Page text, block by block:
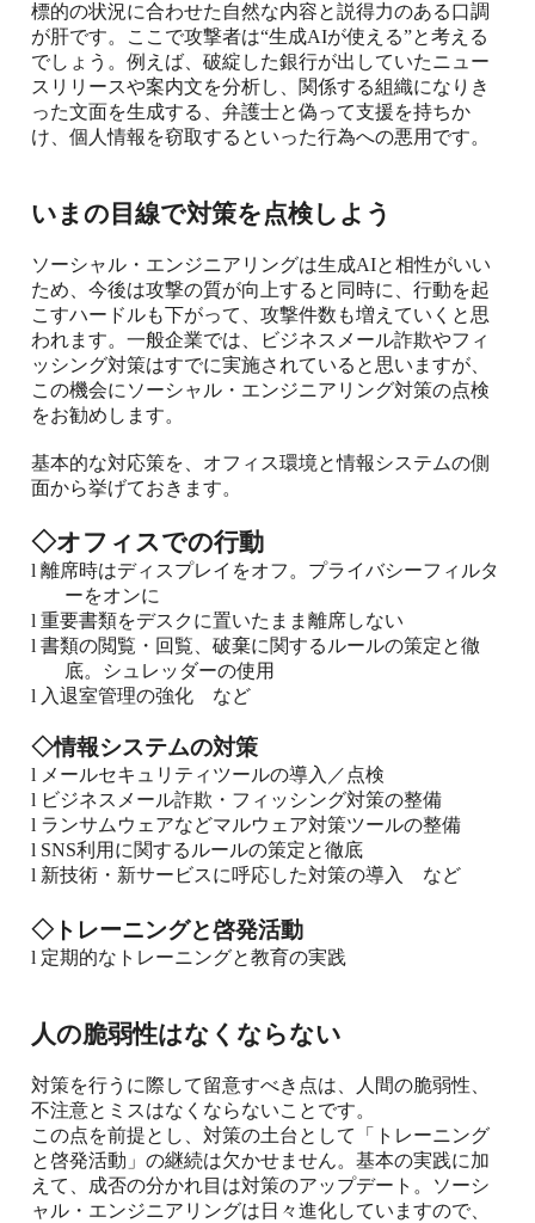
標的の状況に合わせた自然な内容と説得力のある口調
が肝です。ここで攻撃者は“生成AIが使える”と考える
でしょう。例えば、破綻した銀行が出していたニュー
スリリースや案内文を分析し、関係する組織になりき
った文面を生成する、弁護士と偽って支援を持ちか
け、個人情報を窃取するといった行為への悪用です。
いまの目線で対策を点検しよう
ソーシャル・エンジニアリングは生成AIと相性がいい
ため、今後は攻撃の質が向上すると同時に、行動を起
こすハードルも下がって、攻撃件数も増えていくと思
われます。一般企業では、ビジネスメール詐欺やフィ
ッシング対策はすでに実施されていると思いますが、
この機会にソーシャル・エンジニアリング対策の点検
をお勧めします。
基本的な対応策を、オフィス環境と情報システムの側
面から挙げておきます。
◇オフィスでの行動
l 離席時はディスプレイをオフ。プライバシーフィルタ
ーをオンに
l 重要書類をデスクに置いたまま離席しない
l 書類の閲覧・回覧、破棄に関するルールの策定と徹
底。シュレッダーの使用
l 入退室管理の強化 など
◇情報システムの対策
l メールセキュリティツールの導入／点検
l ビジネスメール詐欺・フィッシング対策の整備
l ランサムウェアなどマルウェア対策ツールの整備
l SNS利用に関するルールの策定と徹底
l 新技術・新サービスに呼応した対策の導入 など
◇トレーニングと啓発活動
l 定期的なトレーニングと教育の実践
人の脆弱性はなくならない
対策を行うに際して留意すべき点は、人間の脆弱性、
不注意とミスはなくならないことです。
この点を前提とし、対策の土台として「トレーニング
と啓発活動」の継続は欠かせません。基本の実践に加
えて、成否の分かれ目は対策のアップデート。ソーシ
ャル・エンジニアリングは日々進化していますので、